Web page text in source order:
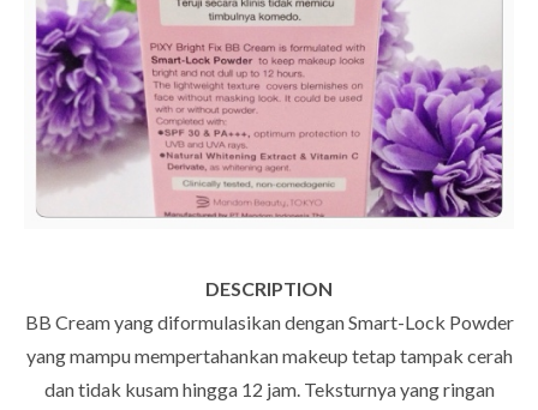
DESCRIPTION
BB Cream yang diformulasikan dengan Smart-Lock Powder
yang mampu mempertahankan makeup tetap tampak cerah
dan tidak kusam hingga 12 jam. Teksturnya yang ringan